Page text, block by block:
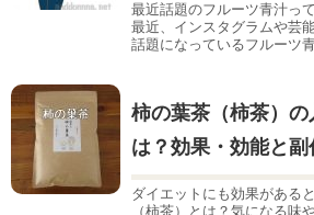
最近話題のフルーツ青汁っ
最近、インスタグラムや芸
話題になっているフルーツ
柿の葉茶（柿茶）の
は？効果・効能と
ダイエットにも効果がある
（柿茶）とは？気になる味